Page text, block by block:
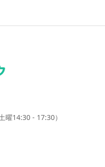
14:30 - 17:30）